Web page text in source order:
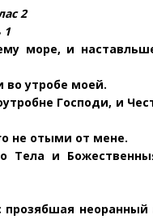
2
1
море, и на
во утробе моей.
Господи, и
не отыми от мене.
Тела и
прозябшая